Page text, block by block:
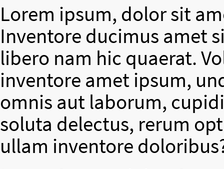
Lorem ipsum, dolor sit
Inventore ducimus amet
libero nam hic quaerat.
inventore amet ipsum,
omnis aut laborum,
soluta delectus, rerum
ullam inventore